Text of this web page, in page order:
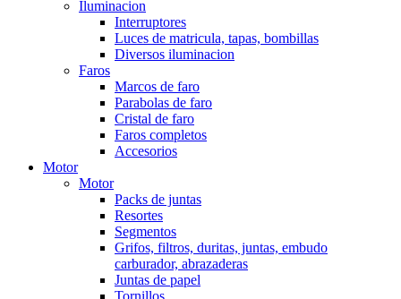
Iluminacion
Interruptores
Luces de matricula, tapas, bombillas
Diversos iluminacion
Faros
Marcos de faro
Parabolas de faro
Cristal de faro
Faros completos
Accesorios
Motor
Motor
Packs de juntas
Resortes
Segmentos
Grifos, filtros, duritas, juntas, embudo
carburador, abrazaderas
Juntas de papel
Tornillos